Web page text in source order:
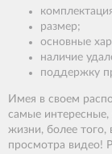
размер;
основные
наличие
поддержку
Имея в своем
самые
жизни, более того,
просмотра видео!